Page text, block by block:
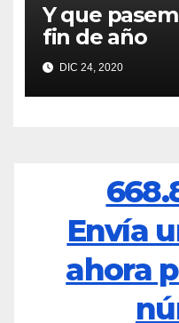
Y que
fin de año
DIC 24, 2020
Envía
ahora